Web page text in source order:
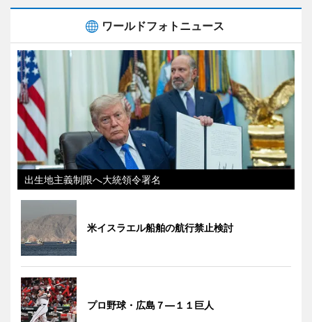
ワールドフォトニュース
出生地主義制限へ大統領令署名
米イスラエル船舶の航行禁止検討
プロ野球・広島７―１１巨人